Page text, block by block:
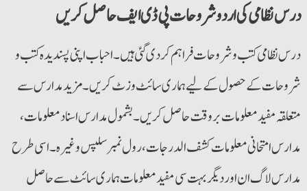
درس نظامی کی اردو شروحات پی ڈی ایف حاصل کریں
درس نظامی کتب و شروحات فراہم کردی گئی ہیں۔ احباب اپنی پسندیدہ کتب و
شروحات کے حصول کے لیے ہماری سائٹ وزٹ کریں۔ مزید مدارس سے
متعلقہ مفید معلومات بروقت حاصل کریں۔ بشمول مدارس اسناد معلومات،
مدارس امتحانی معلومات کشف الدرجات،رول نمبر سلپس وغیرہ۔ اسی طرح
مدارس لاگ ان اور دیگر بہت سی مفید معلومات ہماری سائٹ سے حاصل